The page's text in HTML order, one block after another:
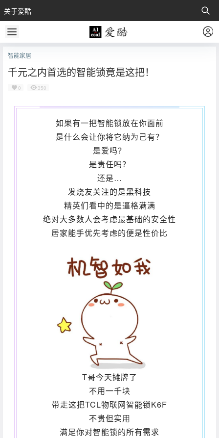
关于爱酷
智能家居
千元之内首选的智能锁竟是这把！
0 350
如果有一把智能锁放在你面前
是什么会让你将它纳为己有？
是爱吗？
是责任吗？
还是…
发烧友关注的是黑科技
精英们看中的是逼格满满
绝对大多数人会考虑最基础的安全性
居家能手优先考虑的便是性价比
T哥今天摊牌了
不用一千块
带走这把TCL物联网智能锁K6F
不贵但实用
满足你对智能锁的所有需求